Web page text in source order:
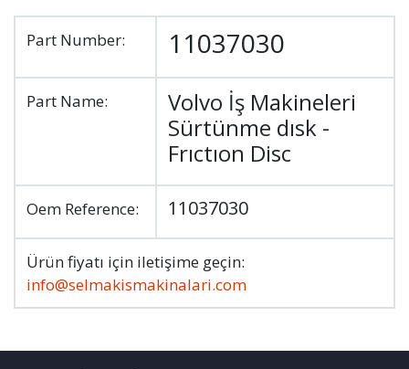
Part Number: 11037030
Part Name:
Volvo İş Makineleri
Sürtünme dısk -
Frıctıon Disc
Oem Reference: 11037030
Ürün fiyatı için iletişime geçin:
info@selmakismakinalari.com